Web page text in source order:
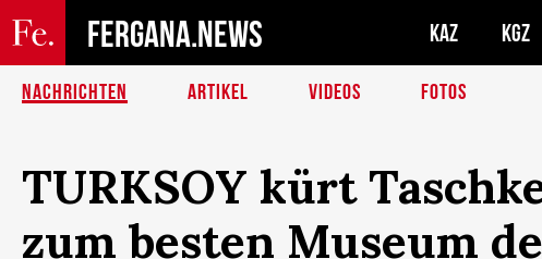
FERGANA.NEWS KAZ KGZ
NACHRICHTEN ARTIKEL VIDEOS FOTOS
TURKSOY kürt
zum besten Museum